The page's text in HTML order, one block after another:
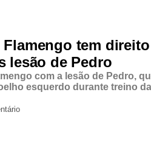
tem
lesão de Pedro
com a lesão de Pedro,
esquerdo durante treino